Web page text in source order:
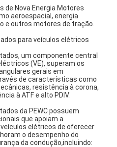
de Nova Energia Motores
aeroespacial, energia
e outros motores de tração.
para veículos elétricos
um componente central
(VE), superam os
gerais em
de características como
resistência à corona,
à ATF e alto PDlV.
da PEWC possuem
que apoiam a
elétricos de oferecer
o desempenho do
da condução,incluindo: